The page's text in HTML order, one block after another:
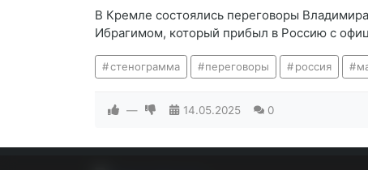
В Кремле состоялись переговоры
Ибрагимом, который прибыл в Россию с
стенограмма переговоры россия
— 14.05.2025 0